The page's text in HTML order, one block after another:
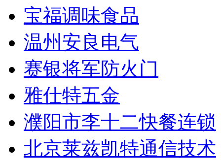
宝福调味食品
温州安良电气
赛银将军防火门
雅仕特五金
濮阳市李十二快餐连锁
北京莱兹凯特通信技术